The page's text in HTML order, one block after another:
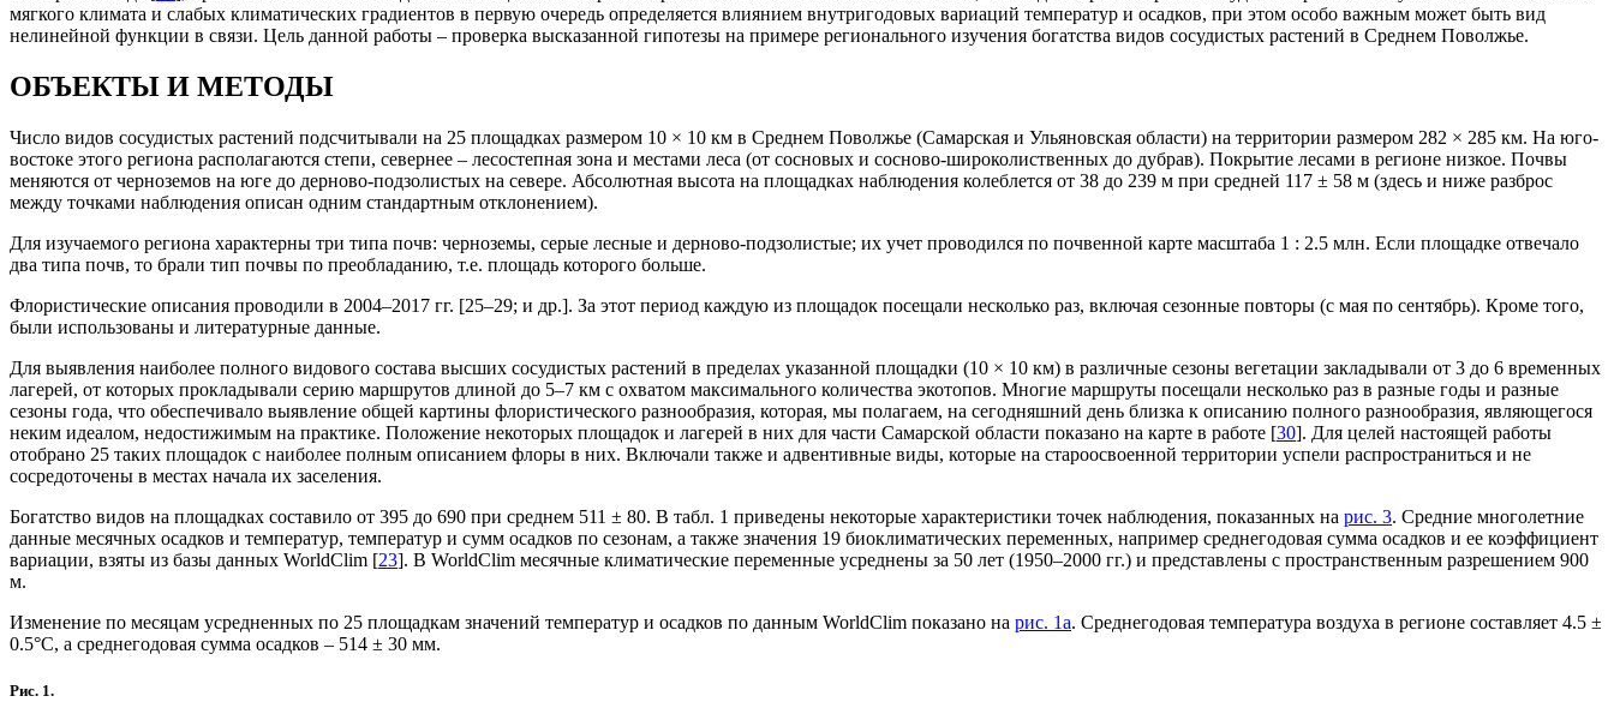
мягкого климата и слабых климатических градиентов в первую очередь определяется влиянием внутригодовых вариаций температур и осадков, при этом особо важным может быть вид
нелинейной функции в связи. Цель данной работы – проверка высказанной гипотезы на примере регионального изучения богатства видов сосудистых растений в Среднем Поволжье.
ОБЪЕКТЫ И МЕТОДЫ
Число видов сосудистых растений подсчитывали на 25 площадках размером 10 × 10 км в Среднем Поволжье (Самарская и Ульяновская области) на территории размером 282 × 285 км. На юго-
востоке этого региона располагаются степи, севернее – лесостепная зона и местами леса (от сосновых и сосново-широколиственных до дубрав). Покрытие лесами в регионе низкое. Почвы
меняются от черноземов на юге до дерново-подзолистых на севере. Абсолютная высота на площадках наблюдения колеблется от 38 до 239 м при средней 117 ± 58 м (здесь и ниже разброс
между точками наблюдения описан одним стандартным отклонением).
Для изучаемого региона характерны три типа почв: черноземы, серые лесные и дерново-подзолистые; их учет проводился по почвенной карте масштаба 1 : 2.5 млн. Если площадке отвечало
два типа почв, то брали тип почвы по преобладанию, т.е. площадь которого больше.
Флористические описания проводили в 2004–2017 гг. [25–29; и др.]. За этот период каждую из площадок посещали несколько раз, включая сезонные повторы (с мая по сентябрь). Кроме того,
были использованы и литературные данные.
Для выявления наиболее полного видового состава высших сосудистых растений в пределах указанной площадки (10 × 10 км) в различные сезоны вегетации закладывали от 3 до 6 временных
лагерей, от которых прокладывали серию маршрутов длиной до 5–7 км с охватом максимального количества экотопов. Многие маршруты посещали несколько раз в разные годы и разные
сезоны года, что обеспечивало выявление общей картины флористического разнообразия, которая, мы полагаем, на сегодняшний день близка к описанию полного разнообразия, являющегося
неким идеалом, недостижимым на практике. Положение некоторых площадок и лагерей в них для части Самарской области показано на карте в работе [30]. Для целей настоящей работы
отобрано 25 таких площадок с наиболее полным описанием флоры в них. Включали также и адвентивные виды, которые на староосвоенной территории успели распространиться и не
сосредоточены в местах начала их заселения.
Богатство видов на площадках составило от 395 до 690 при среднем 511 ± 80. В табл. 1 приведены некоторые характеристики точек наблюдения, показанных на рис. 3. Средние многолетние
данные месячных осадков и температур, температур и сумм осадков по сезонам, а также значения 19 биоклиматических переменных, например среднегодовая сумма осадков и ее коэффициент
вариации, взяты из базы данных WorldClim [23]. В WorldClim месячные климатические переменные усреднены за 50 лет (1950–2000 гг.) и представлены с пространственным разрешением 900
м.
Изменение по месяцам усредненных по 25 площадкам значений температур и осадков по данным WorldClim показано на рис. 1a. Среднегодовая температура воздуха в регионе составляет 4.5 ±
0.5°С, а среднегодовая сумма осадков – 514 ± 30 мм.
Рис. 1.